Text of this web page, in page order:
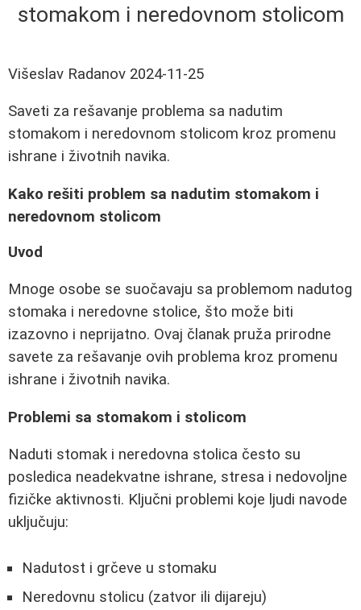
stomakom i neredovnom stolicom
Višeslav Radanov 2024-11-25
Saveti za rešavanje problema sa nadutim
stomakom i neredovnom stolicom kroz promenu
ishrane i životnih navika.
Kako rešiti problem sa nadutim stomakom i
neredovnom stolicom
Uvod
Mnoge osobe se suočavaju sa problemom nadutog
stomaka i neredovne stolice, što može biti
izazovno i neprijatno. Ovaj članak pruža prirodne
savete za rešavanje ovih problema kroz promenu
ishrane i životnih navika.
Problemi sa stomakom i stolicom
Naduti stomak i neredovna stolica često su
posledica neadekvatne ishrane, stresa i nedovoljne
fizičke aktivnosti. Ključni problemi koje ljudi navode
uključuju:
Nadutost i grčeve u stomaku
Neredovnu stolicu (zatvor ili dijareju)